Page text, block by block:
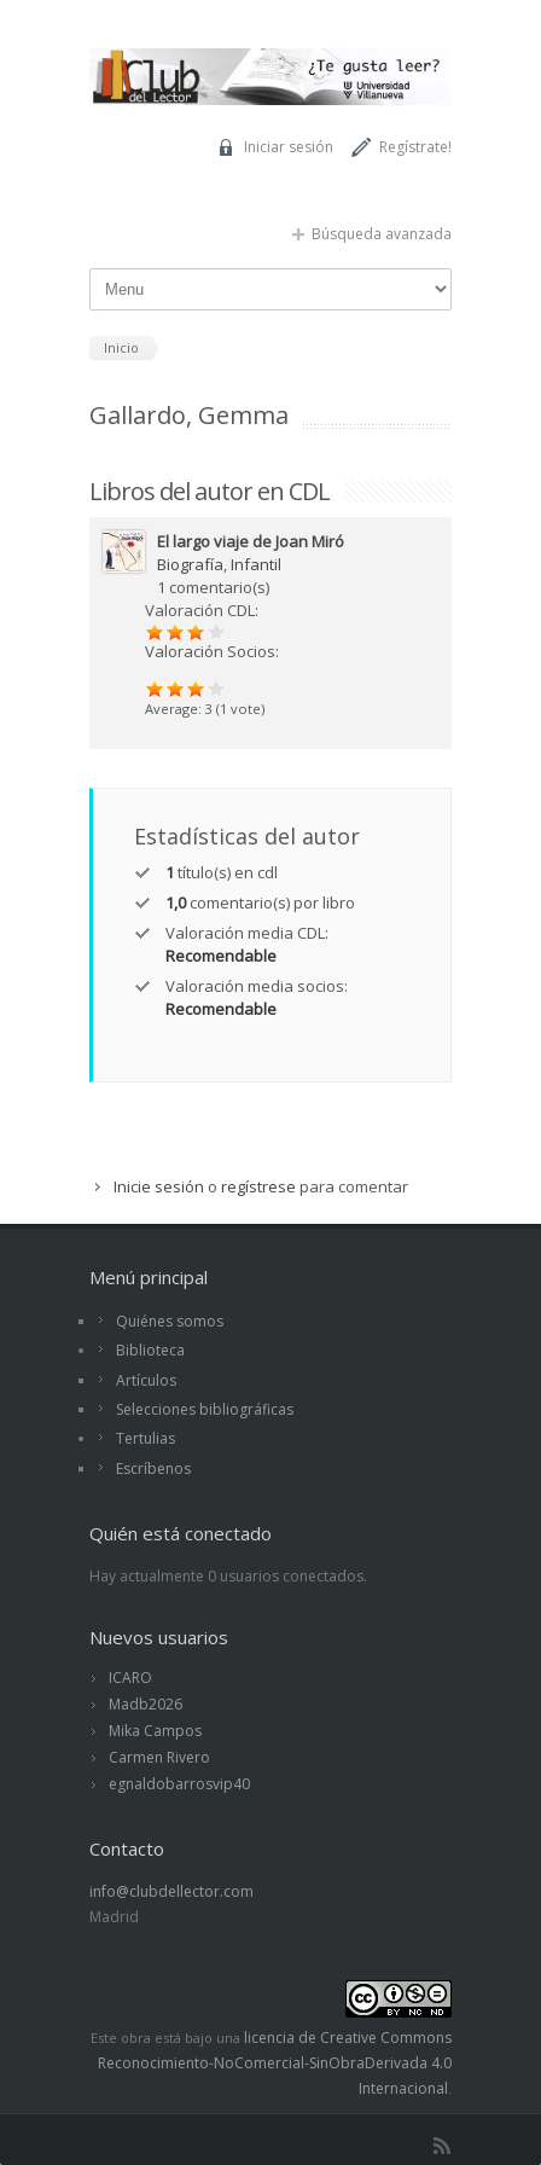
Regístrate!
Iniciar sesión
Búsqueda avanzada
Inicio
Gallardo, Gemma
Libros del autor en CDL
El largo viaje de Joan Miró
Biografía,Infantil
1 comentario(s)
Valoración CDL:
Valoración Socios:
Average: 3 (1 vote)
Estadísticas del autor
1 título(s) en cdl
1,0comentario(s) por libro
Valoración media CDL:
Recomendable
Valoración media socios:
Recomendable
Inicie sesión o regístrese para comentar
Menú principal
Quiénes somos
Biblioteca
Artículos
Selecciones bibliográficas
Tertulias
Escríbenos
Quién está conectado
Hay actualmente 0 usuarios conectados.
Nuevos usuarios
ICARO
Madb2026
Mika Campos
Carmen Rivero
egnaldobarrosvip40
Contacto
info@clubdellector.com
Madrid
Este obra está bajo una licencia de Creative Commons
Reconocimiento-NoComercial-SinObraDerivada 4.0
Internacional